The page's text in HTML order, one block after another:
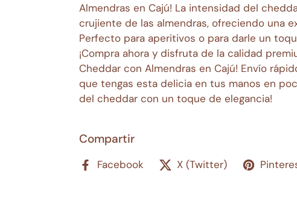
Almendras en Cajú! La intensidad del
crujiente de las almendras, ofreciendo una
Perfecto para aperitivos o para darle un
¡Compra ahora y disfruta de la calidad
Cheddar con Almendras en Cajú! Envío
que tengas esta delicia en tus manos en
del cheddar con un toque de elegancia!
Compartir
Facebook X (Twitter)